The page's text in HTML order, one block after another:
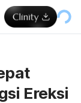
Ereksi